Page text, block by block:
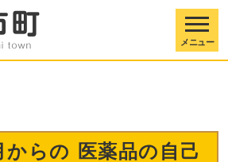
メニュー
からの 医薬品の自己